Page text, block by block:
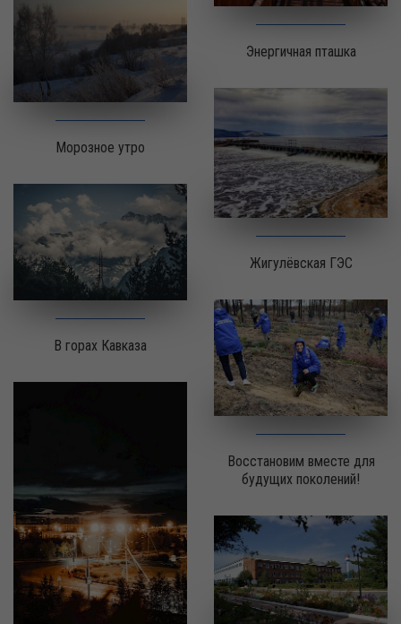
Энергичная пташка
Морозное утро
Жигулёвская ГЭС
В горах Кавказа
Восстановим вместе для
будущих поколений!